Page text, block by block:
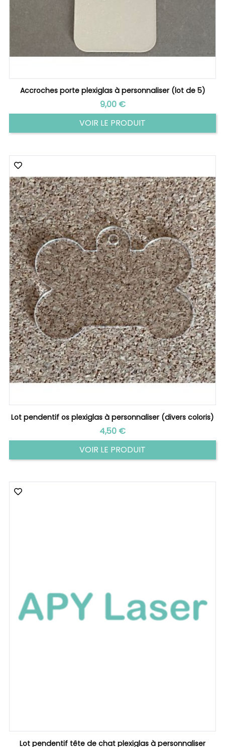
Accroches porte plexiglas à personnaliser (lot de 5)
Prix
9,00 €
VOIR LE PRODUIT
Lot pendentif os plexiglas à personnaliser (divers coloris)
Prix
4,50 €
VOIR LE PRODUIT
Lot pendentif tête de chat plexiglas à personnaliser